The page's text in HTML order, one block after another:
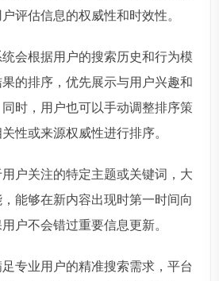
评估信息的权威性和时效性。
统会根据用户的搜索历史和行为模
的排序，优先展示与用户兴趣和
时，用户也可以手动调整排序策
性或来源权威性进行排序。
用户关注的特定主题或关键词，大
能够在新内容出现时第一时间向
户不会错过重要信息更新。
足专业用户的精准搜索需求，平台